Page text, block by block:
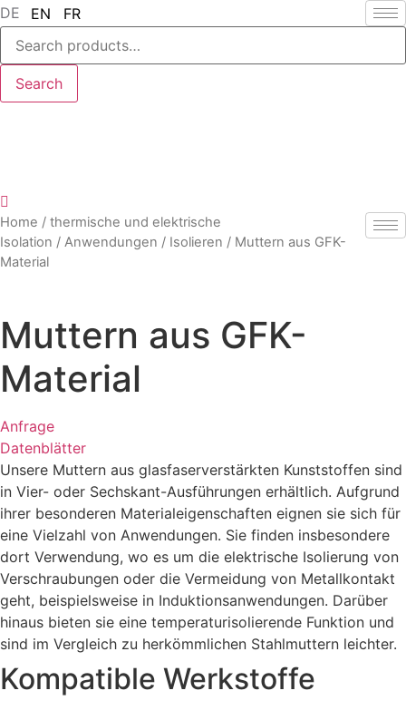
DE EN
FR
Search
for:
Search
Home / thermische und elektrische
Isolation / Anwendungen / Isolieren / Muttern aus GFK-
Material
Muttern aus GFK-
Material
Anfrage
Datenblätter
Unsere Muttern aus glasfaserverstärkten Kunststoffen sind
in Vier- oder Sechskant-Ausführungen erhältlich. Aufgrund
ihrer besonderen Materialeigenschaften eignen sie sich für
eine Vielzahl von Anwendungen. Sie finden insbesondere
dort Verwendung, wo es um die elektrische Isolierung von
Verschraubungen oder die Vermeidung von Metallkontakt
geht, beispielsweise in Induktionsanwendungen. Darüber
hinaus bieten sie eine temperaturisolierende Funktion und
sind im Vergleich zu herkömmlichen Stahlmuttern leichter.
Kompatible Werkstoffe